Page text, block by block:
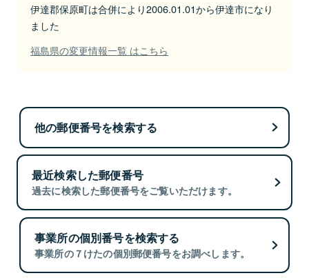
伊達郡保原町は合併により2006.01.01から伊達市になり
ました
福島県の変更情報一覧 はこちら
他の郵便番号を検索する
最近検索した郵便番号
過去に検索した郵便番号をご覧いただけます。
事業所の個別番号を検索する
事業所の７けたの個別郵便番号をお調べします。